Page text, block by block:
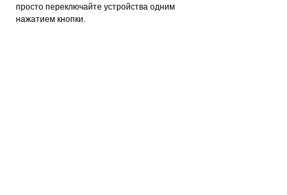
просто переключайте устройства одним
нажатием кнопки.